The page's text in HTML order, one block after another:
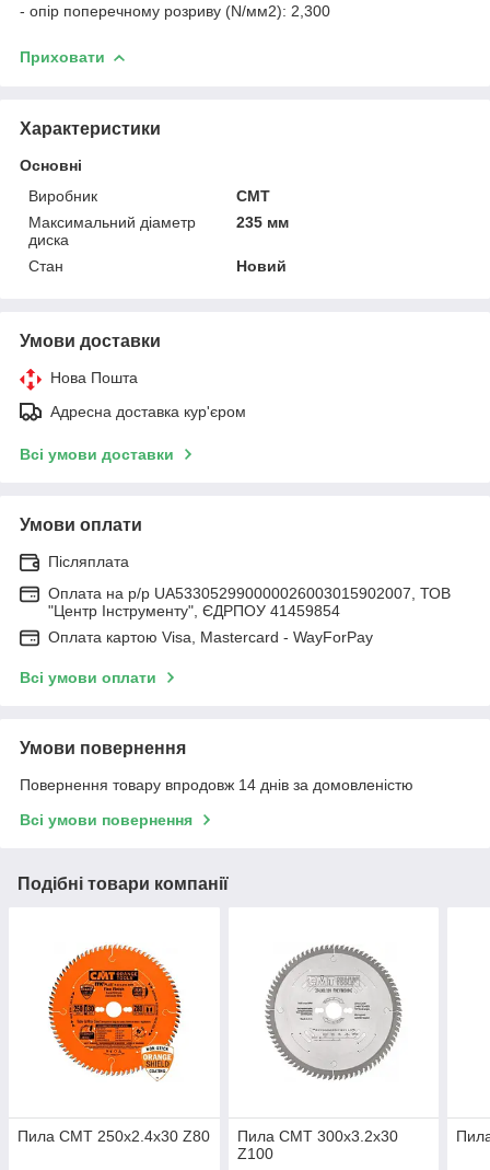
- опір поперечному розриву (N/мм2): 2,300
Приховати
Характеристики
Основні
Виробник
СМТ
Максимальний діаметр
диска
235 мм
Стан Новий
Умови доставки
Нова Пошта
Адресна доставка кур'єром
Всі умови доставки
Умови оплати
Післяплата
Оплата на р/р UA533052990000026003015902007, ТОВ
"Центр Інструменту", ЄДРПОУ 41459854
Оплата картою Visa, Mastercard - WayForPay
Всі умови оплати
Умови повернення
Повернення товару впродовж 14 днів за домовленістю
Всі умови повернення
Подібні товари компанії
Пила СМТ 250x2.4x30 Z80
Пила СМТ 300х3.2x30
Z100